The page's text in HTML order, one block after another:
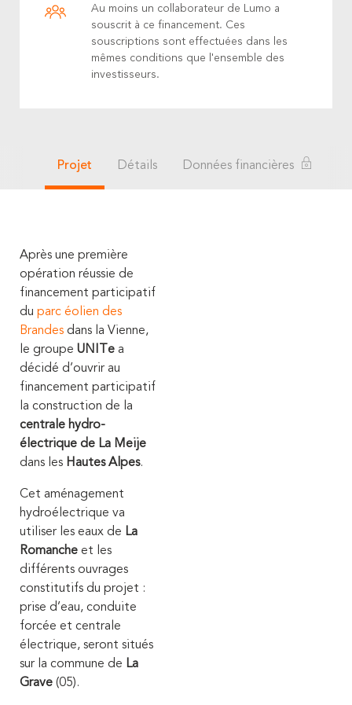
Au moins un collaborateur de Lumo a
souscrit à ce financement. Ces
souscriptions sont effectuées dans les
mêmes conditions que l'ensemble des
investisseurs.
Projet Détails Données financières
Après une première
opération réussie de
financement participatif
du parc éolien des
Brandes dans la Vienne,
le groupe UNITe a
décidé d’ouvrir au
financement participatif
la construction de la
centrale hydro-
électrique de La Meije
dans les Hautes Alpes.
Cet aménagement
hydroélectrique va
utiliser les eaux de La
Romanche et les
différents ouvrages
constitutifs du projet :
prise d’eau, conduite
forcée et centrale
électrique, seront situés
sur la commune de La
Grave (05).